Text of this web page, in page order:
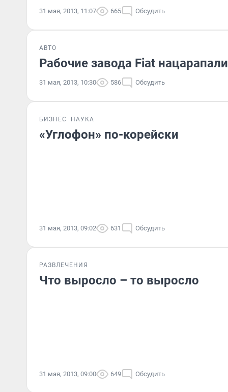
31 мая, 2013, 11:07 665 Обсудить
АВТО
Рабочие завода Fiat
31 мая, 2013, 10:30 586 Обсудить
БИЗНЕС НАУКА
«Углофон» по-корейски
31 мая, 2013, 09:02 631 Обсудить
РАЗВЛЕЧЕНИЯ
Что выросло – то выросло
31 мая, 2013, 09:00 649 Обсудить